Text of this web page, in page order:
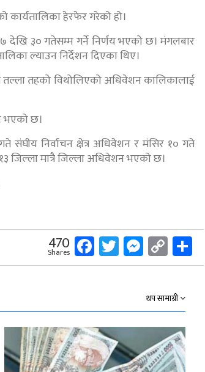
हेरफेर गरेको हो।
देखि ३० गतेसम्म गर्ने निर्णय भएको छ। मंगलबार
ल्याउन निर्देशन दिएका थिए।
तहको विथोलिएको अधिवेशन कालिकालाई
भएको छ।
निर्वाचन क्षेत्र अधिवेशन र मंसिर १० गते
जिल्ला मात्रै जिल्ला अधिवेशन भएको छ।
470
Shares Facebook
TwitterCopy
Link
थप सामाग्री